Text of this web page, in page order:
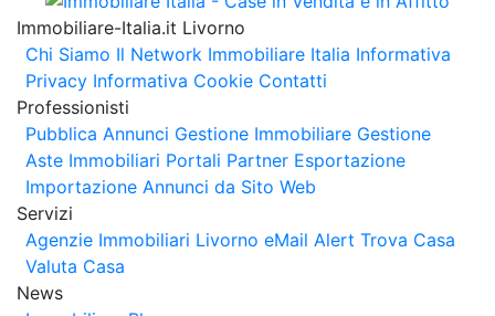
Immobiliare-Italia.it Livorno
Chi Siamo Il Network Immobiliare Italia Informativa
Privacy Informativa Cookie Contatti
Professionisti
Pubblica Annunci Gestione Immobiliare Gestione
Aste Immobiliari Portali Partner Esportazione
Importazione Annunci da Sito Web
Servizi
Agenzie Immobiliari Livorno eMail Alert Trova Casa
Valuta Casa
News